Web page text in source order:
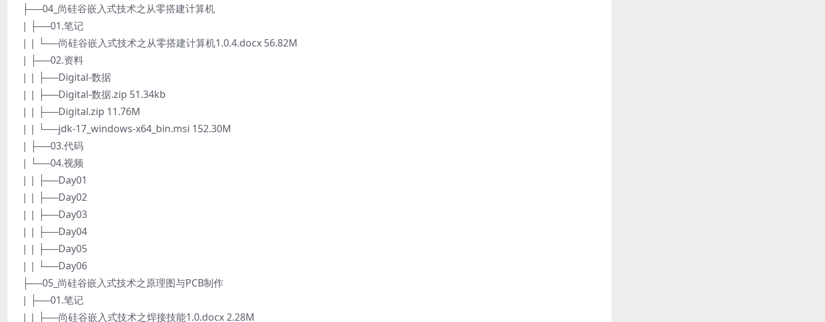
├──04_尚硅谷嵌入式技术之从零搭建计算机
| ├──01.笔记
| | └──尚硅谷嵌入式技术之从零搭建计算机1.0.4.docx 56.82M
| ├──02.资料
| | ├──Digital-数据
| | ├──Digital-数据.zip 51.34kb
| | ├──Digital.zip 11.76M
| | └──jdk-17_windows-x64_bin.msi 152.30M
| ├──03.代码
| └──04.视频
| | ├──Day01
| | ├──Day02
| | ├──Day03
| | ├──Day04
| | ├──Day05
| | └──Day06
├──05_尚硅谷嵌入式技术之原理图与PCB制作
| ├──01.笔记
| | ├──尚硅谷嵌入式技术之焊接技能1.0.docx 2.28M